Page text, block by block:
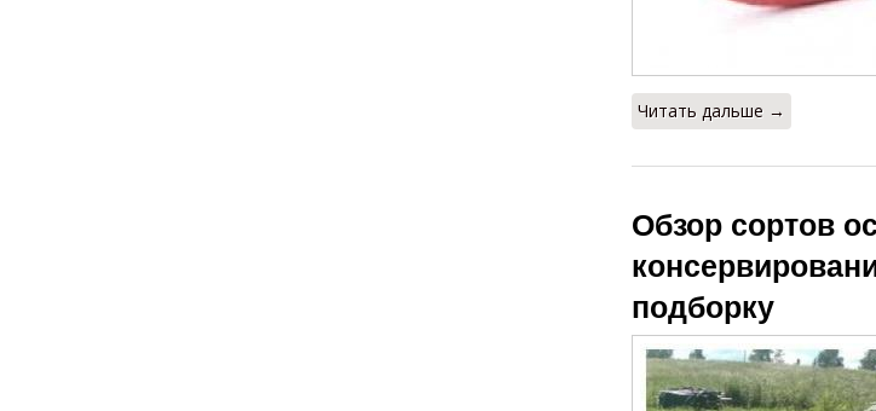
Читать дальше →
Обзор сортов
подборку